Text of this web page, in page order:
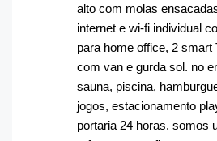
alto com molas
internet e wi-fi individual
para home office, 2 smart
com van e gurda sol. no
sauna, piscina,
jogos, estacionamento
portaria 24 horas. somos